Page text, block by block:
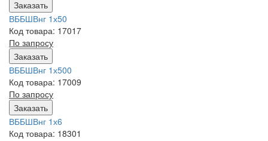
Заказать
ВББШВнг 1х50
Код товара: 17017
По запросу
Заказать
ВББШВнг 1х500
Код товара: 17009
По запросу
Заказать
ВББШВнг 1х6
Код товара: 18301